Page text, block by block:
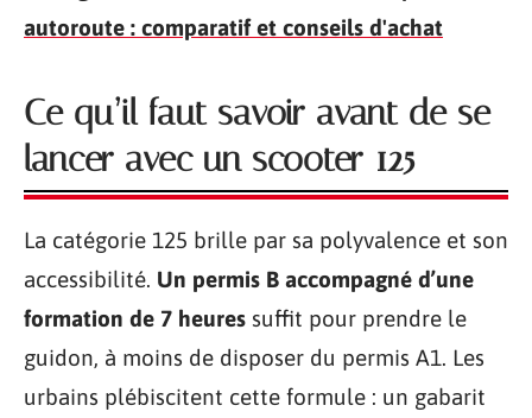
autoroute : comparatif et conseils d'achat
Ce qu’il faut savoir avant de se
lancer avec un scooter 125
La catégorie 125 brille par sa polyvalence et son
accessibilité. Un permis B accompagné d’une
formation de 7 heures suffit pour prendre le
guidon, à moins de disposer du permis A1. Les
urbains plébiscitent cette formule : un gabarit